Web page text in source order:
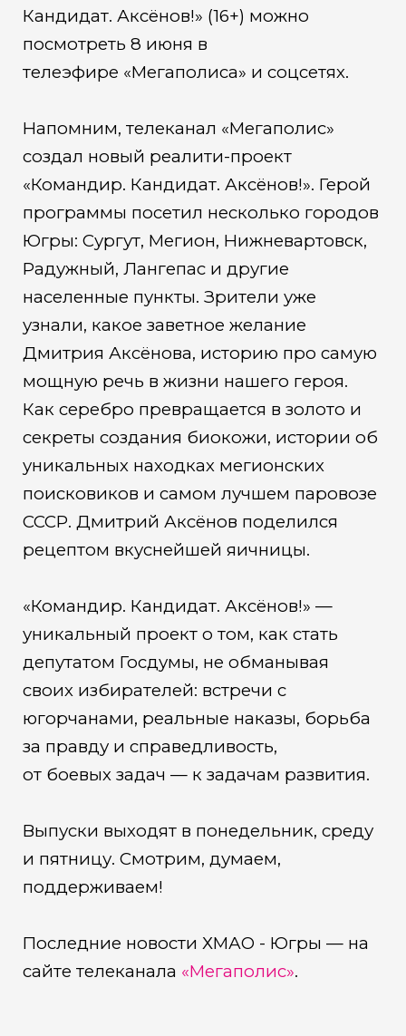
Кандидат. Аксёнов!» (16+) можно
посмотреть 8 июня в
телеэфире «Мегаполиса» и соцсетях.
Напомним, телеканал «Мегаполис»
создал новый реалити-проект
«Командир. Кандидат. Аксёнов!». Герой
программы посетил несколько городов
Югры: Сургут, Мегион, Нижневартовск,
Радужный, Лангепас и другие
населенные пункты. Зрители уже
узнали, какое заветное желание
Дмитрия Аксёнова, историю про самую
мощную речь в жизни нашего героя.
Как серебро превращается в золото и
секреты создания биокожи, истории об
уникальных находках мегионских
поисковиков и самом лучшем паровозе
СССР. Дмитрий Аксёнов поделился
рецептом вкуснейшей яичницы.
«Командир. Кандидат. Аксёнов!» —
уникальный проект о том, как стать
депутатом Госдумы, не обманывая
своих избирателей: встречи с
югорчанами, реальные наказы, борьба
за правду и справедливость,
от боевых задач — к задачам развития.
Выпуски выходят в понедельник, среду
и пятницу. Смотрим, думаем,
поддерживаем!
Последние новости ХМАО - Югры — на
сайте телеканала «Мегаполис».